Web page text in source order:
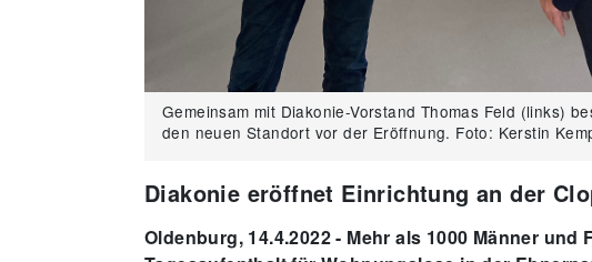
Gemeinsam mit Diakonie-Vorstand Thomas Feld (links)
den neuen Standort vor der Eröffnung. Foto: Kerstin
Diakonie eröffnet Einrichtung an der
Oldenburg, 14.4.2022 - Mehr als 1000 Männer und